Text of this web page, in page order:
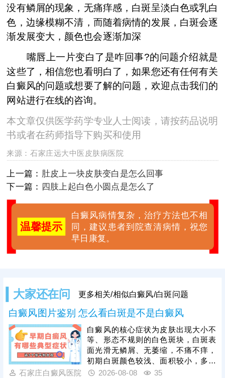
没有鳞屑的现象，无痛痒感，白斑呈淡白色或乳白
色，边缘模糊不清，而随着病情的发展，白斑会逐
渐发展变大，颜色也会逐渐加深
嘴唇上一片变白了是咋回事?的问题介绍就是
这些了，相信您也看明白了，如果您还有任何有关
白癜风的问题或想要了解的问题，欢迎点击我们的
网站进行在线的咨询。
本文章仅供医学药学专业人士阅读，请按药品说明
书或者在药师指导下购买和使用
来源：石家庄远大中医皮肤病医院
上一篇： 肚皮上一块皮肤变白是怎么回事
下一篇： 四肢上起白色小圆点是怎么了
温馨提示
白癜风病情复杂，治疗方法也不相
同，建议患者到院查清病情，祝您
早日康复。
大家还在问 更多相关/相似白癜风/白斑问题
白癜风图片鉴别 怎么看白斑是不是白癜风
白癜风的核心症状为皮肤出现大小不
等、形态不规则的白色斑块，白斑表
面光滑无鳞屑、无萎缩，不痛不痒，
初期白斑颜色较浅、面积较小，多为
点状或片状分布，后期会逐渐扩散、
石家庄白癜风医院 2026-08-08 35